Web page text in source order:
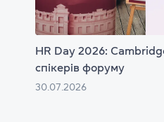
HR Day 2026:
спікерів форуму
30.07.2026